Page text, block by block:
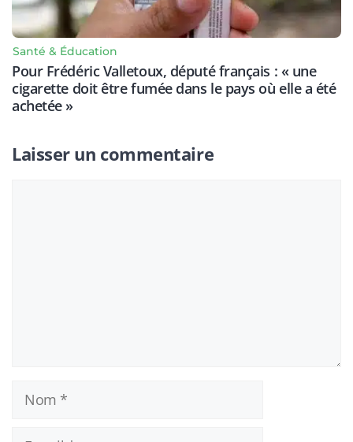
Santé & Éducation
Pour Frédéric Valletoux, député français : « une
cigarette doit être fumée dans le pays où elle a été
achetée »
Laisser un commentaire
Nom